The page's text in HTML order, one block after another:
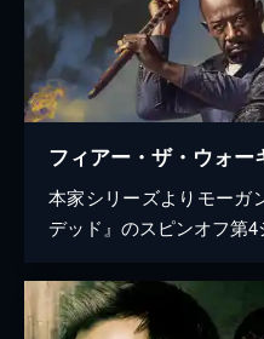
本家シリーズよりモーガ
デッド』のスピンオフ第4